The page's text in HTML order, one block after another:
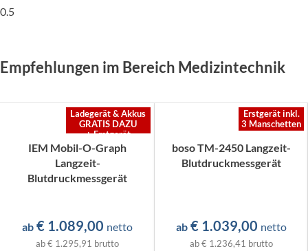
Empfehlungen im Bereich Medizintechnik
Ladegerät & Akkus
GRATIS DAZU
+ Erstgerät
inkl. 3 Manschetten
IEM Mobil-O-Graph
Langzeit-
Blutdruckmessgerät
ab € 1.089,00 netto
ab€ 1.295,91 brutto
Erstgerät inkl.
3 Manschetten
boso TM-2450 Langzeit-
Blutdruckmessgerät
ab €1.039,00 netto
ab€ 1.236,41 brutto